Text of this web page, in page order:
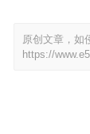
原创文章，如
https://